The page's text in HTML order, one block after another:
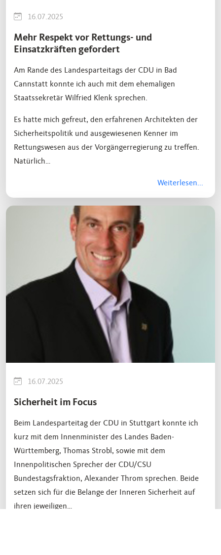
16.07.2025
Mehr Respekt vor Rettungs- und
Einsatzkräften gefordert
Am Rande des Landesparteitags der CDU in Bad
Cannstatt konnte ich auch mit dem ehemaligen
Staatssekretär Wilfried Klenk sprechen.
Es hatte mich gefreut, den erfahrenen Architekten der
Sicherheitspolitik und ausgewiesenen Kenner im
Rettungswesen aus der Vorgängerregierung zu treffen.
Natürlich…
Weiterlesen...
16.07.2025
Sicherheit im Focus
Beim Landesparteitag der CDU in Stuttgart konnte ich
kurz mit dem Innenminister des Landes Baden-
Württemberg, Thomas Strobl, sowie mit dem
Innenpolitischen Sprecher der CDU/CSU
Bundestagsfraktion, Alexander Throm sprechen. Beide
setzen sich für die Belange der Inneren Sicherheit auf
ihren jeweiligen…